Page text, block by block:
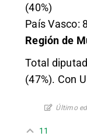
(40%)
País Vasco:
Región de
Total
(47%). Con
Último
11